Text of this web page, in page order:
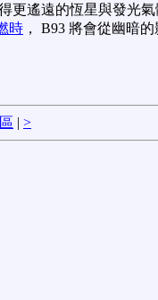
得更遙遠的恆星與發光
時 ， B93 將會從幽暗
| >